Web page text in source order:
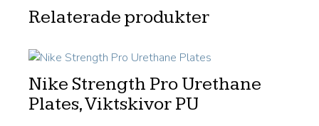
Relaterade produkter
Nike Strength Pro Urethane
Plates, Viktskivor PU